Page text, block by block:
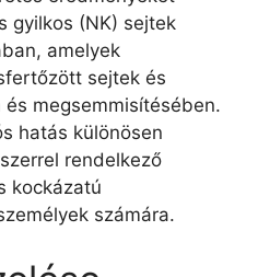
gyilkos (NK) sejtek
amelyek
sejtek és
megsemmisítésében.
hatás különösen
rendelkező
kockázatú
számára.